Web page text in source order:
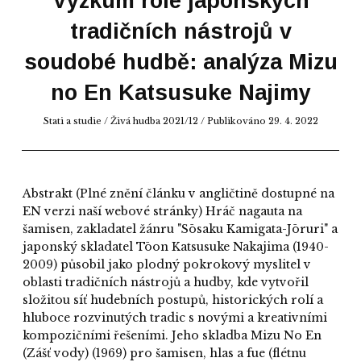
tradičních nástrojů v
soudobé hudbě: analýza Mizu
no En Katsusuke Najimy
Stati a studie / Živá hudba 2021/12 / Publikováno 29. 4. 2022
Abstrakt (Plné znění článku v angličtině dostupné na
EN verzi naší webové stránky) Hráč nagauta na
šamisen, zakladatel žánru "Sōsaku Kamigata-Jōruri" a
japonský skladatel Tōon Katsusuke Nakajima (1940-
2009) působil jako plodný pokrokový myslitel v
oblasti tradičních nástrojů a hudby, kde vytvořil
složitou síť hudebních postupů, historických rolí a
hluboce rozvinutých tradic s novými a kreativními
kompozičními řešeními. Jeho skladba Mizu No En
(Zášť vody) (1969) pro šamisen, hlas a fue (flétnu